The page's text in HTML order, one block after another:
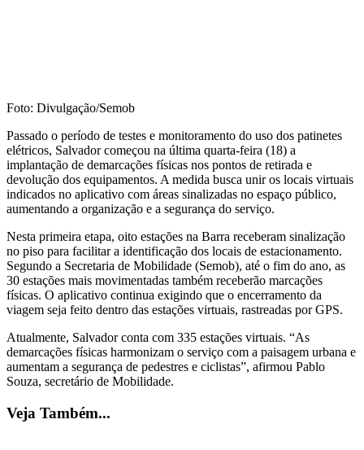
Foto: Divulgação/Semob
Passado o período de testes e monitoramento do uso dos patinetes
elétricos, Salvador começou na última quarta-feira (18) a
implantação de demarcações físicas nos pontos de retirada e
devolução dos equipamentos. A medida busca unir os locais virtuais
indicados no aplicativo com áreas sinalizadas no espaço público,
aumentando a organização e a segurança do serviço.
Nesta primeira etapa, oito estações na Barra receberam sinalização
no piso para facilitar a identificação dos locais de estacionamento.
Segundo a Secretaria de Mobilidade (Semob), até o fim do ano, as
30 estações mais movimentadas também receberão marcações
físicas. O aplicativo continua exigindo que o encerramento da
viagem seja feito dentro das estações virtuais, rastreadas por GPS.
Atualmente, Salvador conta com 335 estações virtuais. “As
demarcações físicas harmonizam o serviço com a paisagem urbana e
aumentam a segurança de pedestres e ciclistas”, afirmou Pablo
Souza, secretário de Mobilidade.
Veja Também...